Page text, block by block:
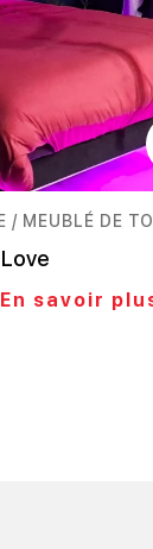
/ MEUBLÉ DE
En savoir